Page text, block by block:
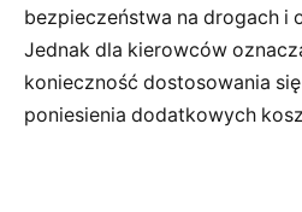
bezpieczeństwa na drogach i
Jednak dla kierowców
konieczność dostosowania
poniesienia dodatkowych